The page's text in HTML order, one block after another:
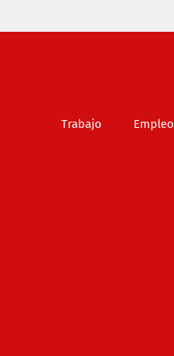
Trabajo Empleo